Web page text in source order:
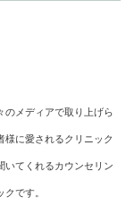
のメディアで取り上げら
に愛されるクリニック
いてくれるカウンセリン
です。